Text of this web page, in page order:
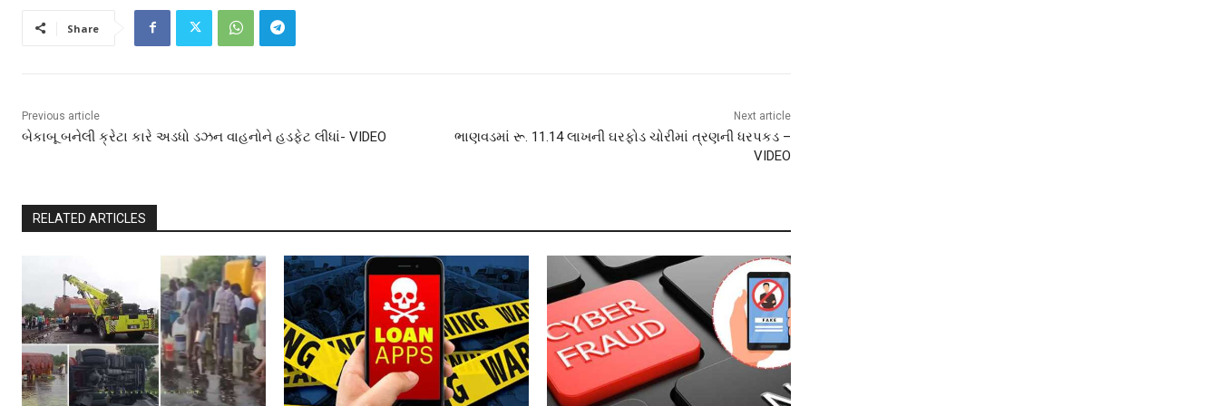
Share
Previous article
બેકાબૂ બનેલી ક્રેટા કારે અડધો ડઝન વાહનોને હડફેટ લીધાં- VIDEO
Next article
ભાણવડમાં રૂ. 11.14 લાખની ઘરફોડ ચોરીમાં ત્રણની ધરપકડ –
VIDEO
RELATED ARTICLES